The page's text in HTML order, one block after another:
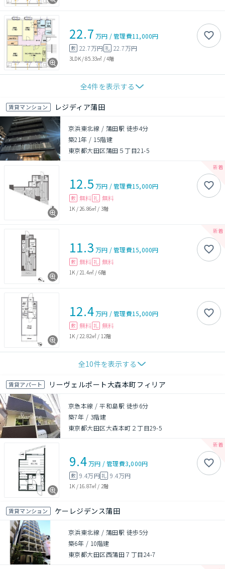
22.7 万円 /管理費11,000円
敷 22.7万円 礼 22.7万円
3LDK/85.33㎡ /4階
全4件を表示する
賃貸マンション レジディア蒲田
京浜東北線 / 蒲田駅 徒歩4分
築21年 / 15階建
東京都大田区蒲田５丁目21-5
12.5 万円 /管理費15,000円
敷 無料 礼 無料
1K / 26.86㎡ / 3階
11.3 万円 /管理費15,000円
敷 無料 礼 無料
1K / 21.4㎡ / 6階
12.4万円 /管理費15,000円
敷 無料 礼 無料
1K / 22.82㎡ / 12階
全10件を表示する
賃貸アパート リーヴェルポート大森本町フィリア
京急本線 / 平和島駅 徒歩6分
築7年 / 3階建
東京都大田区大森本町２丁目29-5
9.4万円 /管理費3,000円
敷 9.4万円礼 9.4万円
1K / 16.87㎡ / 2階
賃貸マンション ケーレジデンス蒲田
京浜東北線 / 蒲田駅 徒歩5分
築6年 / 10階建
東京都大田区西蒲田７丁目24-7